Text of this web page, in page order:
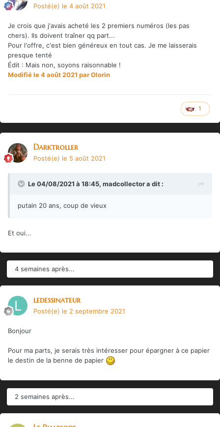
Posté(e) le 4 août 2021
Je crois que j'avais acheté les 2 premiers numéros (les pas
chers). Ils doivent traîner qq part...
Pour l'offre, c'est bien généreux en tout cas. Je me laisserais
presque tenté
Édit : Mais non, soyons raisonnable !
Modifiéle 4 août 2021 par Olorin
1
Darktroller
Posté(e) le 5 août 2021
Le 04/08/2021 à 18:45, madcollectora dit :
putain 20 ans, coup de vieux
Et oui...
4 semaines après...
ledessinateur
Posté(e) le 2 septembre 2021
Bonjour
Pour ma parts, je serais très intéresser pour épargner à ce papier
le destin de la benne de papier
2 semaines après...